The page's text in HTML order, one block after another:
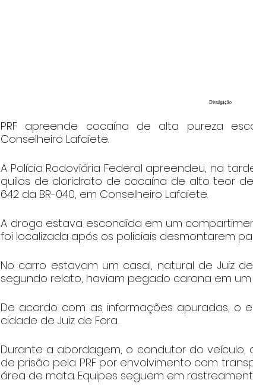
Divulgação
PRF apreende cocaína de alta pureza
Conselheiro Lafaiete.
A Polícia Rodoviária Federal apreendeu, na
quilos de cloridrato de cocaína de alto teor
642 da BR-040, em Conselheiro Lafaiete.
A droga estava escondida em um
foi localizada após os policiais desmontarem
No carro estavam um casal, natural de Juiz
segundo relato, haviam pegado carona em
De acordo com as informações apuradas, o
cidade de Juiz de Fora.
Durante a abordagem, o condutor do veículo,
de prisão pela PRF por envolvimento com
área de mata. Equipes seguem em